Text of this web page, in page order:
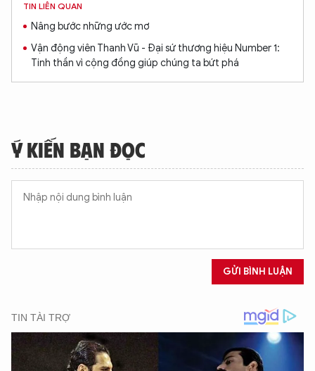
TIN LIÊN QUAN
Nâng bước những ước mơ
Vận động viên Thanh Vũ - Đại sứ thương hiệu Number 1:
Tinh thần vì cộng đồng giúp chúng ta bứt phá
Ý KIẾN BẠN ĐỌC
GỬI BÌNH LUẬN